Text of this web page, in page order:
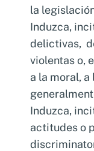
la
Induzca,
delictivas,
violentas o,
a la moral,
Induzca,
actitudes o